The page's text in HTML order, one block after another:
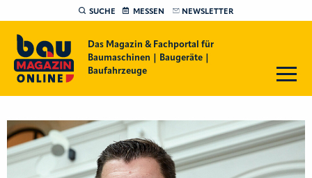
SUCHE MESSEN NEWSLETTER
Das Magazin & Fachportal für
Baumaschinen | Baugeräte |
Baufahrzeuge